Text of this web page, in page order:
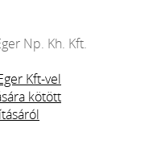
Np. Kh. Kft.
Kft-vel
kötött